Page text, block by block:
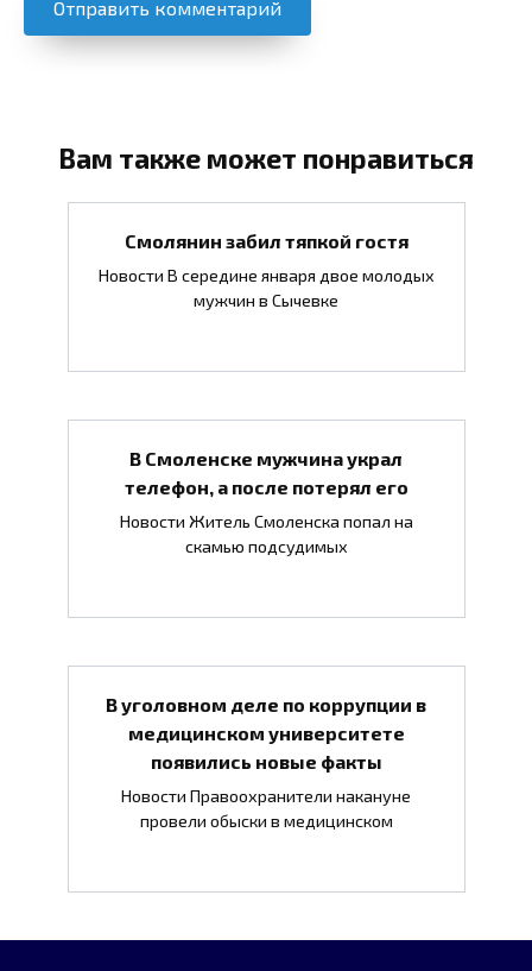
Вам также может понравиться
Смолянин забил тяпкой гостя
Новости В середине января двое молодых
мужчин в Сычевке
В Смоленске мужчина украл
телефон, а после потерял его
Новости Житель Смоленска попал на
скамью подсудимых
В уголовном деле по коррупции в
медицинском университете
появились новые факты
Новости Правоохранители накануне
провели обыски в медицинском